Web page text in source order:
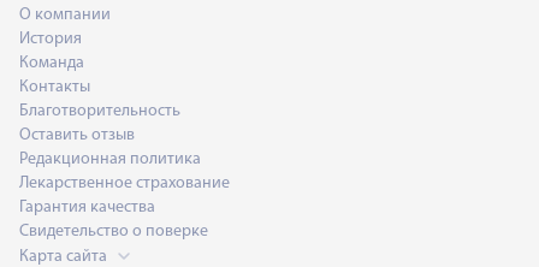
О компании
История
Команда
Контакты
Благотворительность
Оставить отзыв
Редакционная политика
Лекарственное страхование
Гарантия качества
Свидетельство о поверке
Карта сайта